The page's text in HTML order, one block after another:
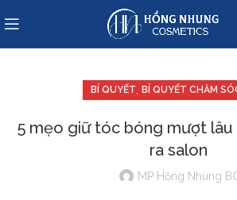
BÍ QUYẾT BÍ QUYẾT CHĂM
5 mẹo giữ tóc bóng mượt lâu
ra salon
MP Hồng Nhung